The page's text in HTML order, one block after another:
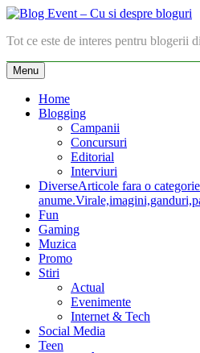
Skip
content
Blog Event – Cu si despre bloguri
Tot ce este de interes pentru blogerii
Menu
Home
Blogging
Campanii
Concursuri
Editorial
Interviuri
DiverseArticole fara o categorie
Fun
Gaming
Muzica
Promo
Stiri
Actual
Evenimente
Internet & Tech
Social Media
Teen